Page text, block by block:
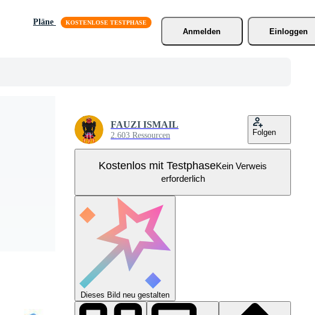
Pläne
Anmelden
Einloggen
FAUZI ISMAIL
2.603 Ressourcen Folgen
Kostenlos mit TestphaseKein Verweis
erforderlich
Dieses Bild neu gestalten